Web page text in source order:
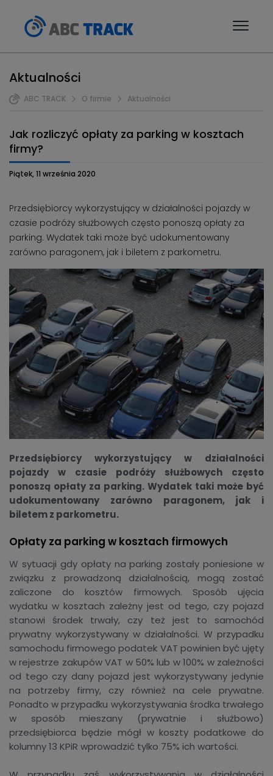
Aktualności
ABC TRACK O firmie Aktualności
Jak rozliczyć opłaty za parking w kosztach
firmy?
Piątek, 11 września 2020
Przedsiębiorcy wykorzystujący w działalności pojazdy w
czasie podróży służbowych często ponoszą opłaty za
parking. Wydatek taki może być udokumentowany
zarówno paragonem, jak i biletem z parkometru.
Przedsiębiorcy wykorzystujący w działalności
pojazdy w czasie podróży służbowych często
ponoszą opłaty za parking. Wydatek taki może być
udokumentowany zarówno paragonem, jak i
biletem z parkometru.
Opłaty za parking w kosztach firmowych
W sytuacji gdy opłaty na parking zostały poniesione w
związku z prowadzoną działalnością, mogą zostać
zaliczone do kosztów firmowych. Sposób ujęcia
wydatku w kosztach zależny jest od tego, czy pojazd
stanowi środek trwały, czy też jest to samochód
prywatny wykorzystywany w działalności. W przypadku
samochodu firmowego podatek VAT powinien być ujęty
w rejestrze zakupów VAT w 50% lub w 100% w zależności
od tego czy dany pojazd jest wykorzystywany jedynie
na potrzeby firmy, czy również na cele prywatne.
Ponadto w przypadku wykorzystywania środka trwałego
w sposób mieszany (prywatnie i służbowo)
przedsiębiorca będzie mógł w koszty podatkowe do
kolumny 13 KPiR wprowadzić tylko 75% ich wartości.